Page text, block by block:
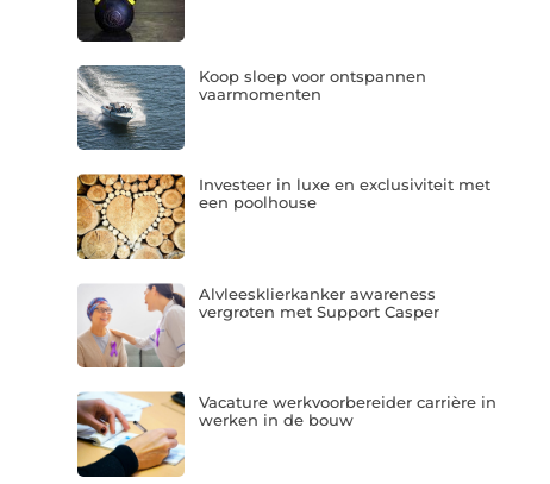
Koop sloep voor ontspannen
vaarmomenten
Investeer in luxe en exclusiviteit met
een poolhouse
Alvleesklierkanker awareness
vergroten met Support Casper
Vacature werkvoorbereider carrière in
werken in de bouw